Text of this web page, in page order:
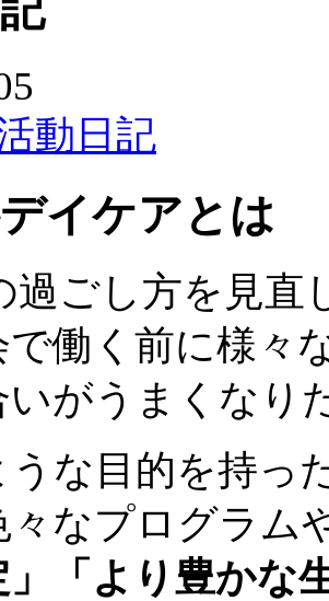
動日記
な目的を持っ
々なプログラム
「より豊かな